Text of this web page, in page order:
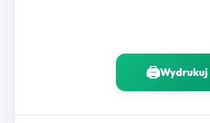
🖨️Wydrukuj